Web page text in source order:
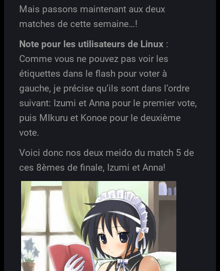
Mais passons maintenant aux deux
matches de cette semaine…!
Note pour les utilisateurs de Linux :
Comme vous ne pouvez pas voir les
étiquettes dans le flash pour voter à
gauche, je précise qu’ils sont dans l’ordre
suivant: Izumi et Anna pour le premier vote,
puis MIkuru et Konoe pour le deuxième
vote.
Voici donc nos deux meido du match 5 de
ces 8èmes de finale, Izumi et Anna!